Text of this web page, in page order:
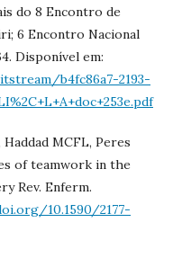
do 8 Encontro de
6 Encontro Nacional
Disponível em:
b4fc86a7-2193-
MCFL, Peres
of teamwork in the
Rev. Enferm.
10.1590/2177-